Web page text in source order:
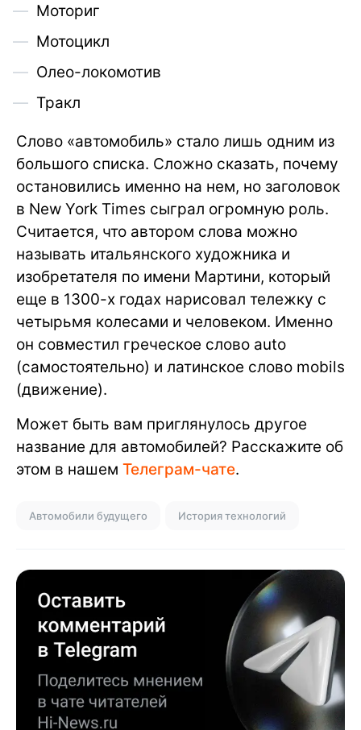
Моториг
Мотоцикл
Олео-локомотив
Тракл
Слово «автомобиль» стало лишь одним из
большого списка. Сложно сказать, почему
остановились именно на нем, но заголовок
в New York Times сыграл огромную роль.
Считается, что автором слова можно
называть итальянского художника и
изобретателя по имени Мартини, который
еще в 1300-х годах нарисовал тележку с
четырьмя колесами и человеком. Именно
он совместил греческое слово auto
(самостоятельно) и латинское слово mobils
(движение).
Может быть вам приглянулось другое
название для автомобилей? Расскажите об
этом в нашем Телеграм-чате.
Автомобили будущего История технологий